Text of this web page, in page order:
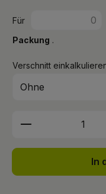
Für
Packung .
Verschnitt
Produkt
In